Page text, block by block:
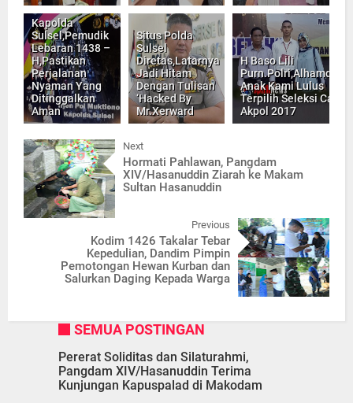
Kapolda
Sulsel,Pemudik
Lebaran 1438 –
H,Pastikan
Perjalanan
Nyaman Yang
Ditinggalkan
Aman
Situs Polda
Sulsel
Diretas,Latarnya
Jadi Hitam
Dengan Tulisan
‘Hacked By
Mr.Xerward
H Baso Lili
Anak Kami Lulus
Terpilih Seleksi Catar
Akpol 2017
Next
Hormati Pahlawan, Pangdam
XIV/Hasanuddin Ziarah ke Makam
Sultan Hasanuddin
Previous
Kodim 1426 Takalar Tebar
Kepedulian, Dandim Pimpin
Pemotongan Hewan Kurban dan
Salurkan Daging Kepada Warga
SEMUA POSTINGAN
Pererat Soliditas dan Silaturahmi,
Pangdam XIV/Hasanuddin Terima
Kunjungan Kapuspalad di Makodam